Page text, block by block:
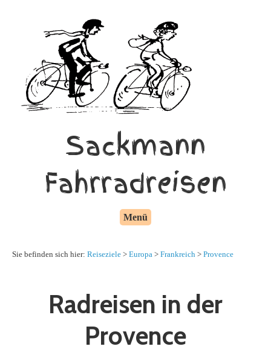
Sackmann
Fahrradreisen
Menü
Sie befinden sich hier: Reiseziele > Europa > Frankreich > Provence
Radreisen in der
Provence